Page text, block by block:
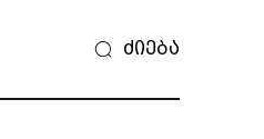
ძიება